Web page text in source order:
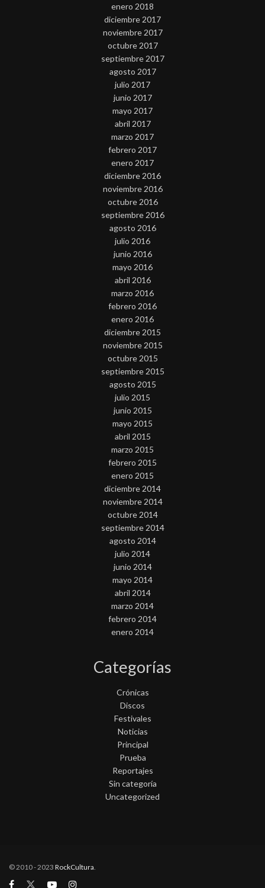
enero 2018
diciembre 2017
noviembre 2017
octubre 2017
septiembre 2017
agosto 2017
julio 2017
junio 2017
mayo 2017
abril 2017
marzo 2017
febrero 2017
enero 2017
diciembre 2016
noviembre 2016
octubre 2016
septiembre 2016
agosto 2016
julio 2016
junio 2016
mayo 2016
abril 2016
marzo 2016
febrero 2016
enero 2016
diciembre 2015
noviembre 2015
octubre 2015
septiembre 2015
agosto 2015
julio 2015
junio 2015
mayo 2015
abril 2015
marzo 2015
febrero 2015
enero 2015
diciembre 2014
noviembre 2014
octubre 2014
septiembre 2014
agosto 2014
julio 2014
junio 2014
mayo 2014
abril 2014
marzo 2014
febrero 2014
enero 2014
Categorías
Crónicas
Discos
Festivales
Noticias
Principal
Prueba
Reportajes
Sin categoría
Uncategorized
© 2010 - 2023 RockCultura